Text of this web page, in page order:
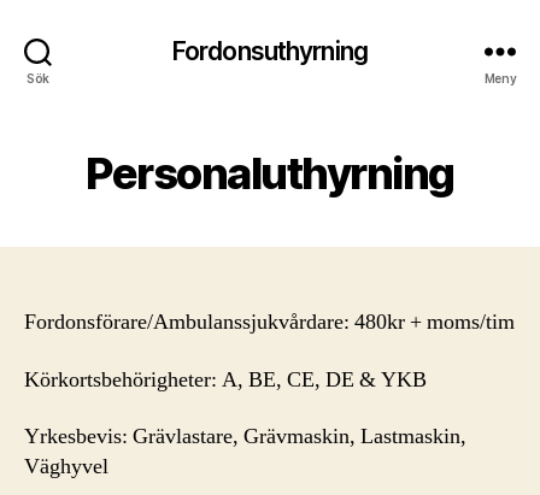
Sök
Fordonsuthyrning
Meny
Personaluthyrning
Fordonsförare/Ambulanssjukvårdare: 480kr + moms/tim
Körkortsbehörigheter: A, BE, CE, DE & YKB
Yrkesbevis: Grävlastare, Grävmaskin, Lastmaskin,
Väghyvel